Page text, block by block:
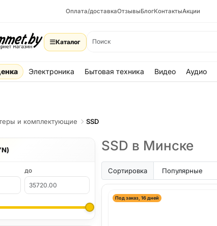
Оплата/доставкаОтзывыБлогКонтактыАкции
Каталог
Электроника Бытовая техника Видео Аудио
и комплектующие SSD
ДО
SSD в Минске
Сортировка
Под заказ, 16 дней